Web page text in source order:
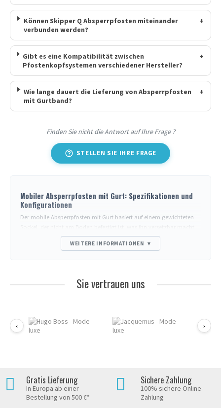
Können Skipper Q Absperrpfosten miteinander
verbunden werden?
+
Gibt es eine Kompatibilität zwischen
Pfostenkopfsystemen verschiedener Hersteller?
+
Wie lange dauert die Lieferung von Absperrpfosten
mit Gurtband?
+
Finden Sie nicht die Antwort auf Ihre Frage ?
help_outline STELLEN SIE IHRE FRAGE
Mobiler Absperrpfosten mit Gurt: Spezifikationen und
Konfigurationen
Der mobile Absperrpfosten mit Gurt basiert auf einem gewichteten
aber eine Mindestmasse zur Gewährleistung seiner Stabilität
erfordert. Diese Seite erläutert die technischen Eigenschaften zum
Zum Einbetonieren: permanent, unsichtbarer Sockel aber
aufwendige Installation.
Gewicht des Sockels
: von 6 kg (leichte Modelle, ruhiger
Innenbereich) bis 14 kg (stark frequentierte Bereiche). Unter 8 kg
kann der Pfosten bei Gurtzug kippen.
WEITERE INFORMATIONEN ▾
Sie vertrauen uns
‹ ›
Gratis Lieferung
In Europa ab einer
Bestellung von 500 €*
Sichere Zahlung
100% sichere Online-
Zahlung